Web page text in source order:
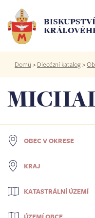
hlavnímu
obsahu
BISKUPSTVÍ
Domů > Diecézní katalog>
OBEC V OKRESE
KRAJ
KATASTRÁLNÍ ÚZEMÍ